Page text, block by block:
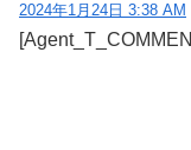
2024年1月24日 3:38 AM